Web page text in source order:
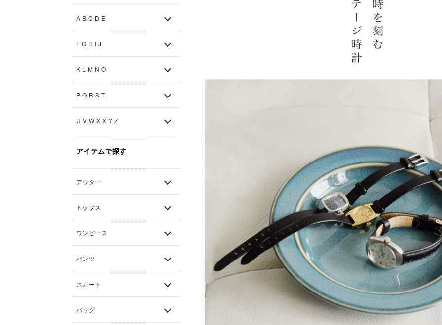
A B C D E
F G H I J
K L M N O
P Q R S T
U V W X X Y Z
アイテムで探す
アウター
トップス
ワンピース
パンツ
スカート
バッグ